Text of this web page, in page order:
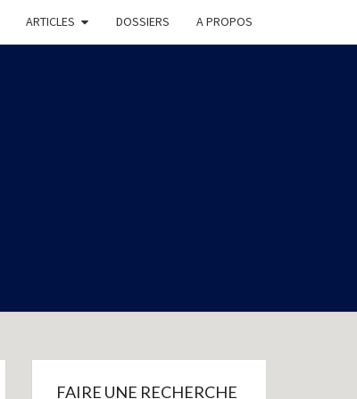
ARTICLES DOSSIERS A PROPOS
FAIRE UNE RECHERCHE